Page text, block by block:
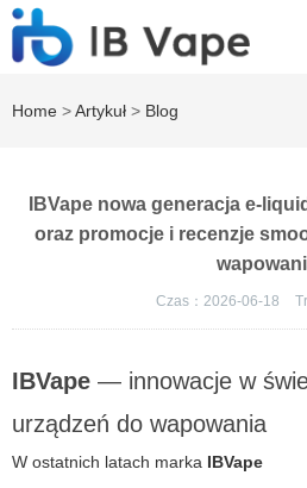
Home >Artykuł > Blog
IBVape nowa generacja e-
oraz promocje i recenzje
Czas：2026-06-18
IBVape — innowacje w
urządzeń do wapowania
W ostatnich latach marka IBVape